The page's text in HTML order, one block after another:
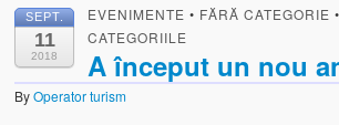
SEPT.
11
2018
EVENIMENTE • FĂRĂ CATEGORIE
CATEGORIILE
A început un nou
ByOperator turism